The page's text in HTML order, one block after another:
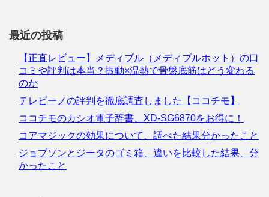
最近の投稿
【正直レビュー】メディブル（メディブルホット）の口
コミや評判は本当？振動×温熱で骨盤底筋はどう変わる
のか
テレビーノの評判を徹底調査しました【ココチモ】
ココチモのカシオ電子辞書、XD-SG6870をお得に！
コアマジックの効果について、調べた結果分かったこと
ジョブソンとジータのゴミ箱、違いを比較した結果、分
かったこと